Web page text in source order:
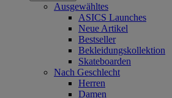
Ausgewähltes
ASICS Launches
Neue Artikel
Bestseller
Bekleidungskollektion
Skateboarden
Nach Geschlecht
Herren
Damen